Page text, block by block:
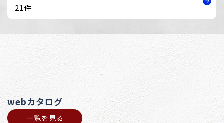
21件
webカタログ
一覧を見る